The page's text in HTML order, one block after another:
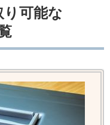
り可能な